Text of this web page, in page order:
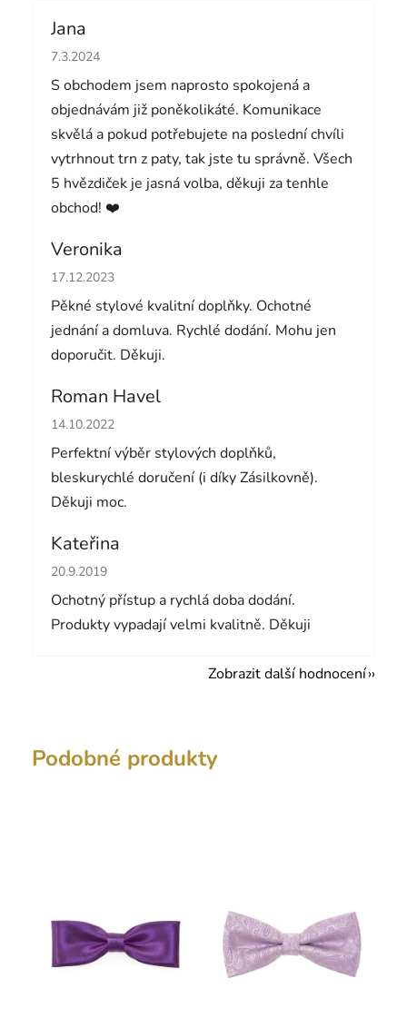
Jana
Hodnocení obchodu je 5 z 5 hvězdiček.
7.3.2024
S obchodem jsem naprosto spokojená a
objednávám již poněkolikáté. Komunikace
skvělá a pokud potřebujete na poslední chvíli
vytrhnout trn z paty, tak jste tu správně. Všech
5 hvězdiček je jasná volba, děkuji za tenhle
obchod! ❤️
Veronika
Hodnocení obchodu je 5 z 5 hvězdiček.
17.12.2023
Pěkné stylové kvalitní doplňky. Ochotné
jednání a domluva. Rychlé dodání. Mohu jen
doporučit. Děkuji.
Roman Havel
Hodnocení obchodu je 5 z 5 hvězdiček.
14.10.2022
Perfektní výběr stylových doplňků,
bleskurychlé doručení (i díky Zásilkovně).
Děkuji moc.
Kateřina
Hodnocení obchodu je 5 z 5 hvězdiček.
20.9.2019
Ochotný přístup a rychlá doba dodání.
Produkty vypadají velmi kvalitně. Děkuji
Zobrazit další hodnocení
Podobné produkty